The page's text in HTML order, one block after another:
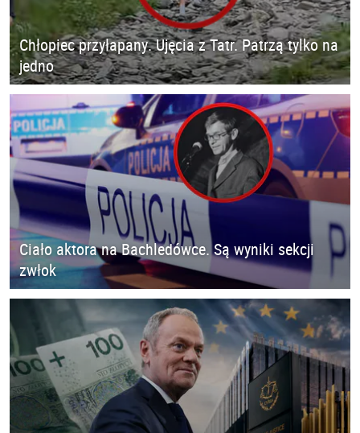
Chłopiec przyłapany. Ujęcia z Tatr. Patrzą tylko na
jedno
Ciało aktora na Bachledówce. Są wyniki sekcji
zwłok